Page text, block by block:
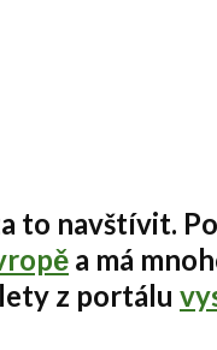
to navštívit.
a má
z portálu